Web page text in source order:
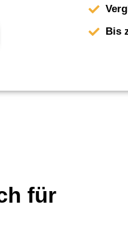
Bis
für